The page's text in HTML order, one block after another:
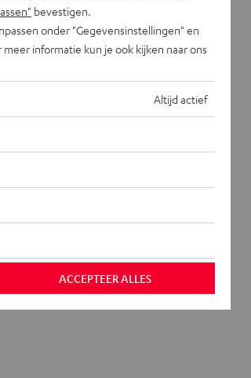
bevestigen.
onder "Gegevensinstellingen" en
informatie kun je ook kijken naar ons
Altijd actief
ACCEPTEER ALLES